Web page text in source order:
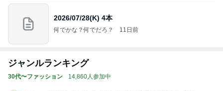
2026/07/28(K) 4本
何でかな？何でだろ？ 11日前
ジャンルランキング
30代〜ファッション 14,860人参加中